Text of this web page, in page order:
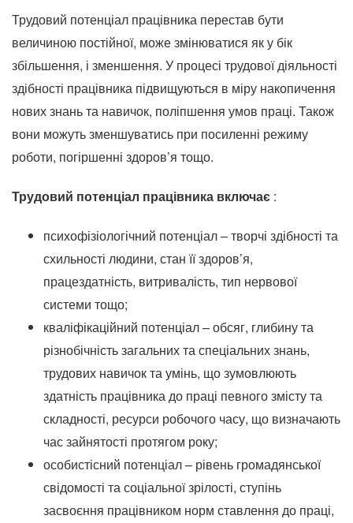
Трудовий потенціал працівника перестав бути
величиною постійної, може змінюватися як у бік
збільшення, і зменшення. У процесі трудової діяльності
здібності працівника підвищуються в міру накопичення
нових знань та навичок, поліпшення умов праці. Також
вони можуть зменшуватись при посиленні режиму
роботи, погіршенні здоров’я тощо.
Трудовий потенціал працівника включає :
психофізіологічний потенціал – творчі здібності та
схильності людини, стан її здоров’я,
працездатність, витривалість, тип нервової
системи тощо;
кваліфікаційний потенціал – обсяг, глибину та
різнобічність загальних та спеціальних знань,
трудових навичок та умінь, що зумовлюють
здатність працівника до праці певного змісту та
складності, ресурси робочого часу, що визначають
час зайнятості протягом року;
особистісний потенціал – рівень громадянської
свідомості та соціальної зрілості, ступінь
засвоєння працівником норм ставлення до праці,